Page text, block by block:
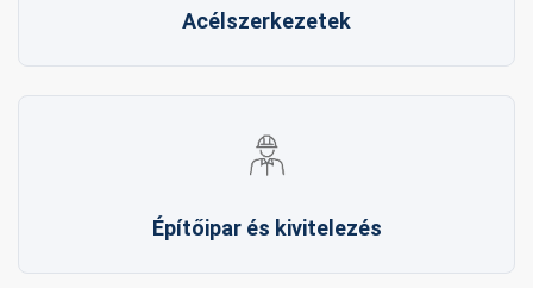
Acélszerkezetek
Építőipar és kivitelezés